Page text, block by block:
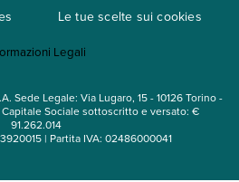
Le tue scelte sui cookies
Legali
Sede Legale: Via Lugaro, 15 - 10126 Torino -
| Capitale Sociale sottoscritto e versato: €
91.262.014
| Partita IVA: 02486000041